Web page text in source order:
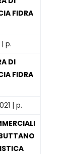
FIDRA
p.
DI
FIDRA
| p.